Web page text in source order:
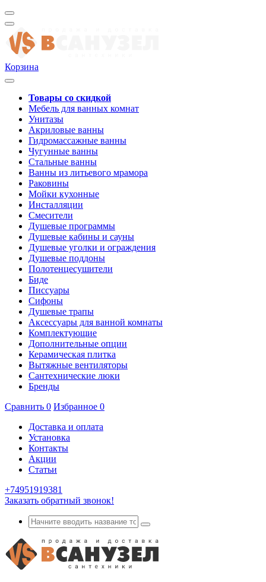
Корзина
Товары со скидкой
Мебель для ванных комнат
Унитазы
Акриловые ванны
Гидромассажные ванны
Чугунные ванны
Стальные ванны
Ванны из литьевого мрамора
Раковины
Мойки кухонные
Инсталляции
Смесители
Душевые программы
Душевые кабины и сауны
Душевые уголки и ограждения
Душевые поддоны
Полотенцесушители
Биде
Писсуары
Сифоны
Душевые трапы
Аксессуары для ванной комнаты
Комплектующие
Дополнительные опции
Керамическая плитка
Вытяжные вентиляторы
Сантехнические люки
Бренды
Сравнить 0 Избранное 0
Доставка и оплата
Установка
Контакты
Акции
Статьи
+74951919381
Заказать обратный звонок!